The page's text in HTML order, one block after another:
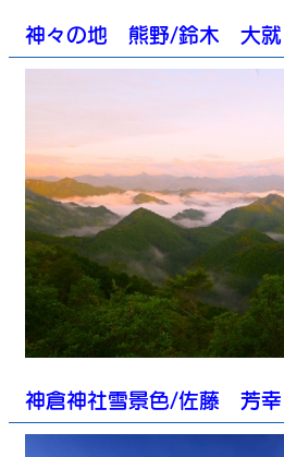
神々の地 熊野/鈴木 大就
神倉神社雪景色/佐藤 芳幸